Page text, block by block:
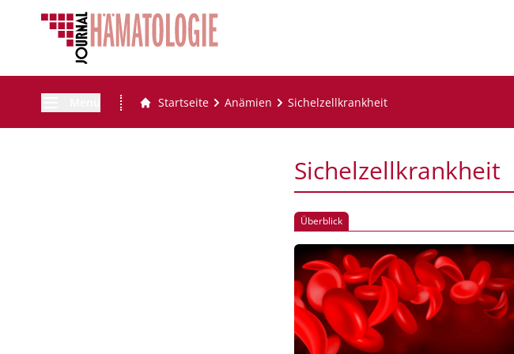
Startseite Anämien Sichelzellkrankheit
Sichelzellkrankheit
Überblick